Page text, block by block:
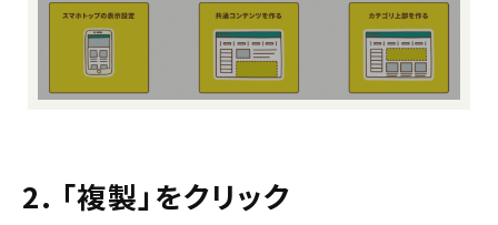
2. 「複製」をクリック